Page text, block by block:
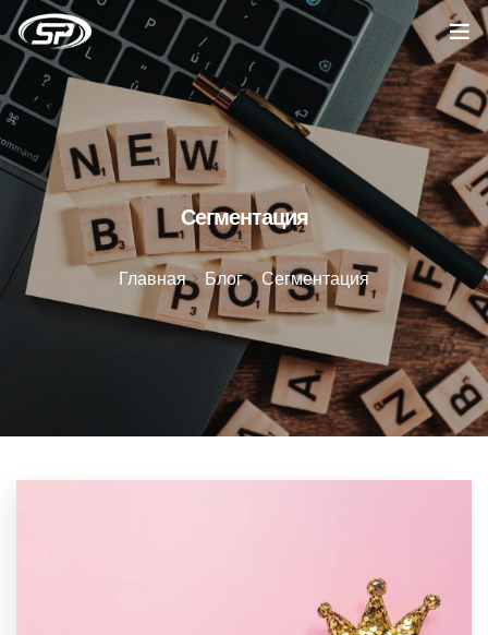
Главная
Услуги
Кейсы
Отзывы
О компании
Блог
Вакансии
Сегментация
Главная> Блог>Сегментация